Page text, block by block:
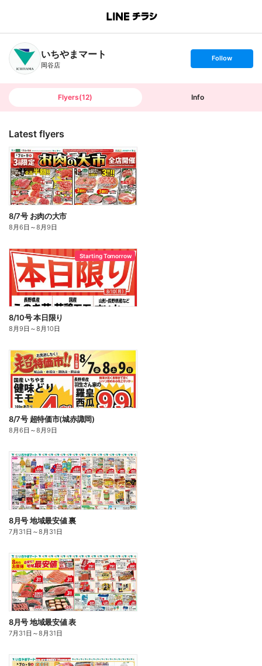
B
n
h
T
いちやまマート
岡谷店
s
t
o
Follow
Flyers(12) Info
Latest flyers
8/7号 お肉の大市
8月6日 ～8月9日
Starting Tomorrow
8/10号 本日限り
8月9日 ～8月10日
8/7号 超特価市(城赤諏岡)
8月6日 ～8月9日
8月号 地域最安値 裏
7月31日 ～8月31日
8月号 地域最安値 表
7月31日 ～8月31日